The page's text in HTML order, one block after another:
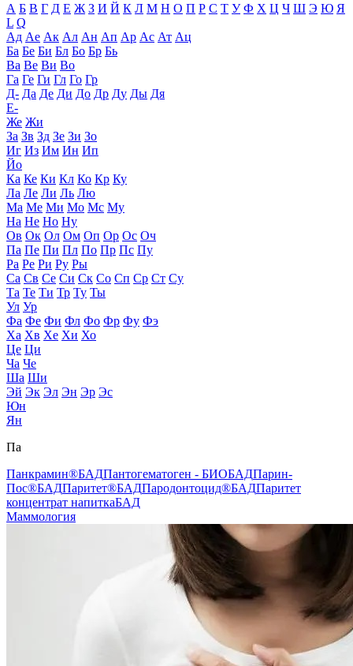
А Б В Г Д Е Ж З И Й К Л М Н О П Р С Т У Ф Х Ц Ч Ш Э Ю Я
L Q
Ад Ае Ак Ал Ан Ап Ар Ас Ат Ац
Ба Бе Би Бл Бо Бр Бь
Ва Ве Ви Во
Га Ге Ги Гл Го Гр
Д- Да Де Ди До Др Ду Ды Дя
Е-
Же Жи
За Зв Зд Зе Зи Зо
Иг Из Им Ин Ип
Йо
Ка Ке Ки Кл Ко Кр Ку
Ла Ле Ли Ль Лю
Ма Ме Ми Мо Мс Му
На Не Но Ну
Ов Ок Ол Ом Оп Ор Ос Оч
Па Пе Пи Пл По Пр Пс Пу
Ра Ре Ри Ру Ры
Са Св Се Си Ск Со Сп Ср Ст Су
Та Те Ти Тр Ту Ты
Ул Ур
Фа Фе Фи Фл Фо Фр Фу Фэ
Ха Хв Хе Хи Хо
Це Ци
Ча Че
Ша Ши
Эй Эк Эл Эн Эр Эс
Юн
Ян
Па
Панкрамин®БАДПантогематоген - БИОБАДПарин-
Пос®БАДПаритет®БАДПародонтоцид®БАДПаритет
концентрат напиткаБАД
Маммология